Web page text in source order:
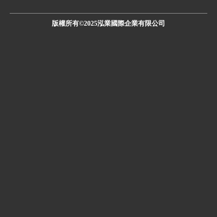
版權所有©2025泓業國際企業有限公司